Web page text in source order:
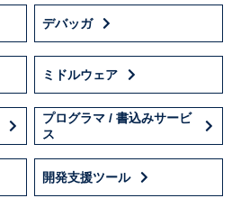
デバッガ
ミドルウェア
プログラマ / 書込みサービ
ス
開発支援ツール